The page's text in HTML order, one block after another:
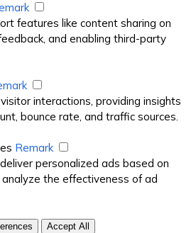
features like content sharing on
and enabling third-party
interactions, providing insights
bounce rate, and traffic sources.
Remark
personalized ads based on
the effectiveness of ad
Accept All